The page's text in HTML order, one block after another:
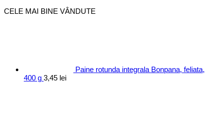
CELE MAI BINE VÂNDUTE
Paine rotunda integrala Bonpana, feliata,
400 g 3,45 lei